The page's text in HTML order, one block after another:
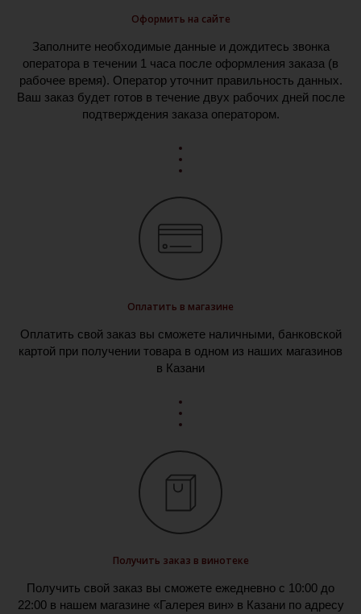
Оформить на сайте
Заполните необходимые данные и дождитесь звонка
оператора в течении 1 часа после оформления заказа (в
рабочее время). Оператор уточнит правильность данных.
Ваш заказ будет готов в течение двух рабочих дней после
подтверждения заказа оператором.
Оплатить в магазине
Оплатить свой заказ вы сможете наличными, банковской
картой при получении товара в одном из наших магазинов
в Казани
Получить заказ в винотеке
Получить свой заказ вы сможете ежедневно с 10:00 до
22:00 в нашем магазине «Галерея вин» в Казани по адресу